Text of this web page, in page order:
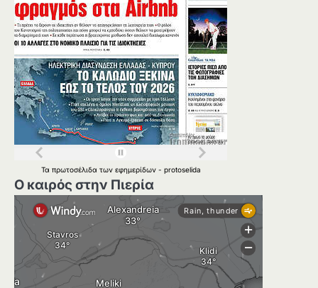
Τα πρωτοσέλιδα των εφημερίδων - protoselida
Ο καιρός στην Πιερία